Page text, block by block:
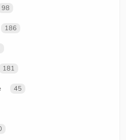
98
186
181
45